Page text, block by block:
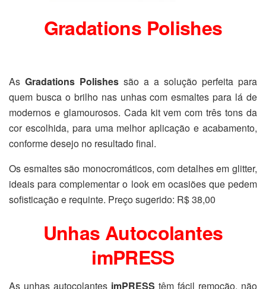
Gradations Polishes
As Gradations Polishes são a a solução perfeita para
quem busca o brilho nas unhas com esmaltes para lá de
modernos e glamourosos. Cada kit vem com três tons da
cor escolhida, para uma melhor aplicação e acabamento,
conforme desejo no resultado final.
Os esmaltes são monocromáticos, com detalhes em glitter,
ideais para complementar o look em ocasiões que pedem
sofisticação e requinte. Preço sugerido: R$ 38,00
Unhas Autocolantes
imPRESS
As unhas autocolantes imPRESS têm fácil remoção, não